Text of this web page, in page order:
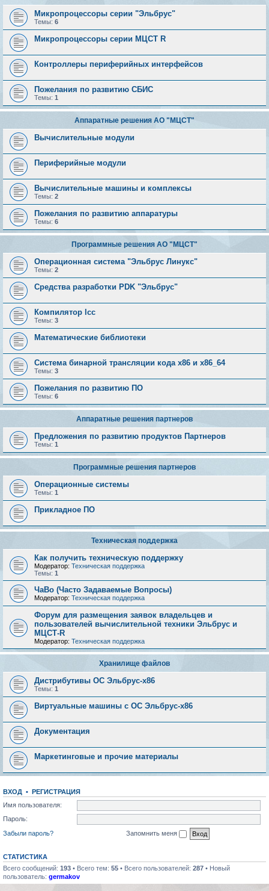
Микропроцессоры серии "Эльбрус"
Темы: 6
Микропроцессоры серии МЦСТ R
Контроллеры периферийных интерфейсов
Пожелания по развитию СБИС
Темы: 1
Аппаратные решения АО "МЦСТ"
Вычислительные модули
Периферийные модули
Вычислительные машины и комплексы
Темы: 2
Пожелания по развитию аппаратуры
Темы: 6
Программные решения АО "МЦСТ"
Операционная система "Эльбрус Линукс"
Темы: 2
Средства разработки PDK "Эльбрус"
Компилятор lcc
Темы: 3
Математические библиотеки
Система бинарной трансляции кода х86 и х86_64
Темы: 3
Пожелания по развитию ПО
Темы: 6
Аппаратные решения партнеров
Предложения по развитию продуктов Партнеров
Темы: 1
Программные решения партнеров
Операционные системы
Темы: 1
Прикладное ПО
Техническая поддержка
Как получить техническую поддержку
Модератор: Техническая поддержка
Темы: 1
ЧаВо (Часто Задаваемые Вопросы)
Модератор: Техническая поддержка
Форум для размещения заявок владельцев и
пользователей вычислительной техники Эльбрус и
МЦСТ-R
Модератор: Техническая поддержка
Хранилище файлов
Дистрибутивы ОС Эльбрус-x86
Темы: 1
Виртуальные машины с ОС Эльбрус-x86
Документация
Маркетинговые и прочие материалы
ВХОД • РЕГИСТРАЦИЯ
Имя пользователя:
Пароль:
Забыли пароль?
Запомнить меня
СТАТИСТИКА
Всего сообщений: 193 • Всего тем: 55 • Всего пользователей: 287 • Новый
пользователь: germakov